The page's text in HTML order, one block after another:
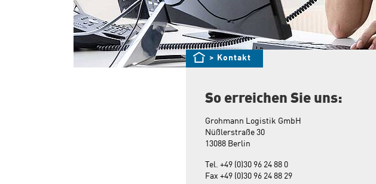
Startseite
> Kontakt
So erreichen Sie uns:
Grohmann Logistik GmbH
Nüßlerstraße 30
13088 Berlin
Tel. +49 (0)30 96 24 88 0
Fax +49 (0)30 96 24 88 29